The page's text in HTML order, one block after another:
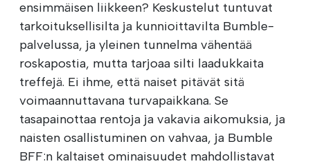
ensimmäisen liikkeen? Keskustelut tuntuvat
tarkoituksellisilta ja kunnioittavilta Bumble-
palvelussa, ja yleinen tunnelma vähentää
roskapostia, mutta tarjoaa silti laadukkaita
treffejä. Ei ihme, että naiset pitävät sitä
voimaannuttavana turvapaikkana. Se
tasapainottaa rentoja ja vakavia aikomuksia, ja
naisten osallistuminen on vahvaa, ja Bumble
BFF:n kaltaiset ominaisuudet mahdollistavat